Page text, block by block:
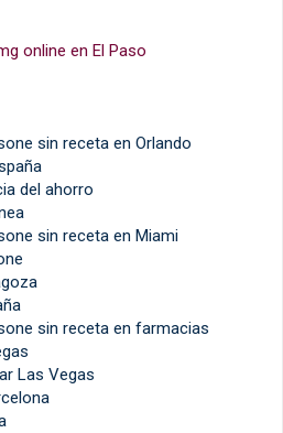
online en El Paso
sin receta en Orlando
del ahorro
sin receta en Miami
sin receta en farmacias
Las Vegas